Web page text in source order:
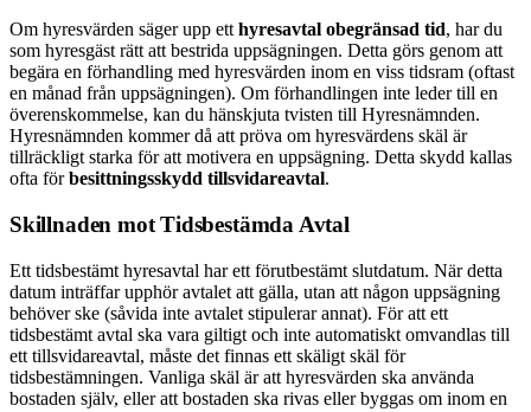
Om hyresvärden säger upp ett hyresavtal obegränsad tid, har du
som hyresgäst rätt att bestrida uppsägningen. Detta görs genom att
begära en förhandling med hyresvärden inom en viss tidsram (oftast
en månad från uppsägningen). Om förhandlingen inte leder till en
överenskommelse, kan du hänskjuta tvisten till Hyresnämnden.
Hyresnämnden kommer då att pröva om hyresvärdens skäl är
tillräckligt starka för att motivera en uppsägning. Detta skydd kallas
ofta förbesittningsskydd tillsvidareavtal.
Skillnaden mot Tidsbestämda Avtal
Ett tidsbestämt hyresavtal har ett förutbestämt slutdatum. När detta
datum inträffar upphör avtalet att gälla, utan att någon uppsägning
behöver ske (såvida inte avtalet stipulerar annat). För att ett
tidsbestämt avtal ska vara giltigt och inte automatiskt omvandlas till
ett tillsvidareavtal, måste det finnas ett skäligt skäl för
tidsbestämningen. Vanliga skäl är att hyresvärden ska använda
bostaden själv, eller att bostaden ska rivas eller byggas om inom en